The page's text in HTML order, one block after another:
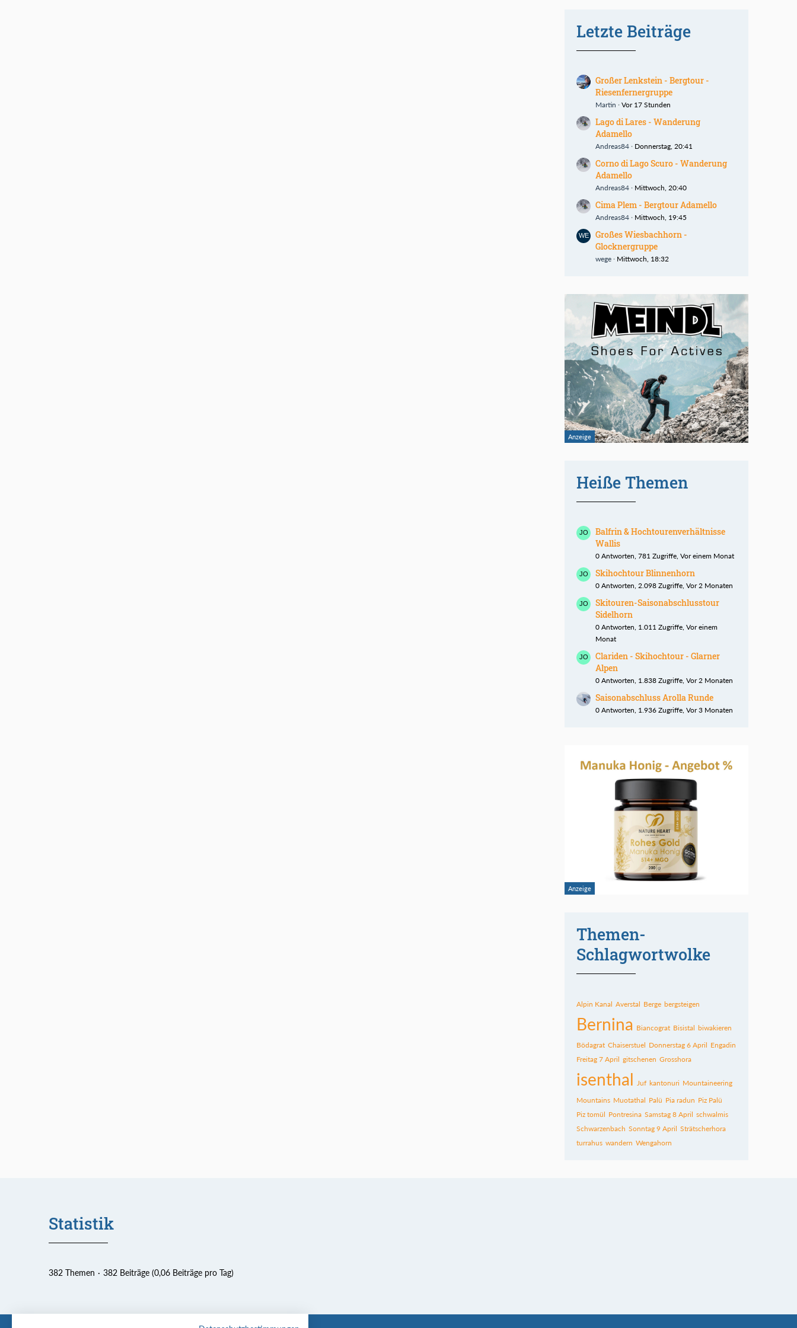
Letzte Beiträge
Großer Lenkstein - Bergtour -
Riesenfernergruppe
Martin Vor 17 Stunden
Lago di Lares - Wanderung
Adamello
Andreas84 Donnerstag, 20:41
Corno di Lago Scuro - Wanderung
Adamello
Andreas84 Mittwoch, 20:40
Cima Plem - Bergtour Adamello
Andreas84 Mittwoch, 19:45
Großes Wiesbachhorn -
Glocknergruppe
wege Mittwoch, 18:32
Heiße Themen
Balfrin & Hochtourenverhältnisse
Wallis
0 Antworten, 781 Zugriffe, Vor einem Monat
Skihochtour Blinnenhorn
0 Antworten, 2.098 Zugriffe, Vor 2 Monaten
Skitouren-Saisonabschlusstour
Sidelhorn
0 Antworten, 1.011 Zugriffe, Vor einem
Monat
Clariden - Skihochtour - Glarner
Alpen
0 Antworten, 1.838 Zugriffe, Vor 2 Monaten
Saisonabschluss Arolla Runde
0 Antworten, 1.936 Zugriffe, Vor 3 Monaten
Themen-
Schlagwortwolke
Alpin Kanal Averstal Berge bergsteigen
Bernina Biancograt Bisistal biwakieren
Bödagrat Chaiserstuel Donnerstag 6 April Engadin
Freitag 7 April gitschenen Grosshora
isenthal Juf kantonuri Mountaineering
Mountains Muotathal Palü Pia radun Piz Palü
Piz tomül Pontresina Samstag 8 April schwalmis
Schwarzenbach Sonntag 9 April Strätscherhora
turrahus wandern Wengahorn
Statistik
382 Themen 382 Beiträge (0,06 Beiträge pro Tag)